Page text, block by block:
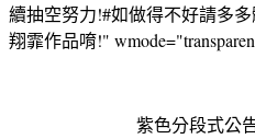
續抽空努力!#如做得不好請多
翔霏作品唷!"
紫色分段式公